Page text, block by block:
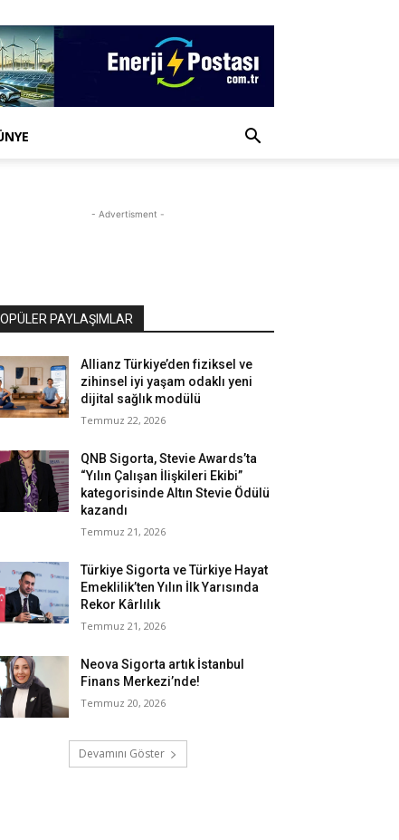
- Advertisment -
PAYLAŞIMLAR
Allianz Türkiye’den fiziksel ve
zihinsel iyi yaşam odaklı yeni
dijital sağlık modülü
Temmuz 22, 2026
QNB Sigorta, Stevie Awards’ta
“Yılın Çalışan İlişkileri Ekibi”
kategorisinde Altın Stevie Ödülü
kazandı
Temmuz 21, 2026
Türkiye Sigorta ve Türkiye Hayat
Emeklilik’ten Yılın İlk Yarısında
Rekor Kârlılık
Temmuz 21, 2026
Neova Sigorta artık İstanbul
Finans Merkezi’nde!
Temmuz 20, 2026
Devamını Göster